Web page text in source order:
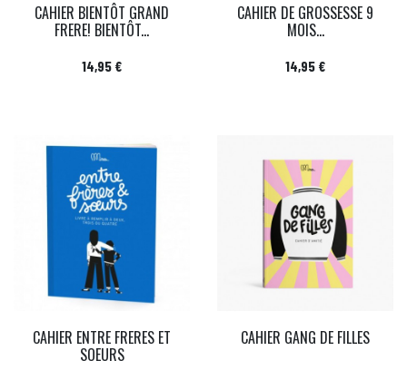
CAHIER BIENTÔT GRAND
FRERE! BIENTÔT...
Prix
14,95 €
CAHIER DE GROSSESSE 9
MOIS...
Prix
14,95 €
CAHIER ENTRE FRERES ET
SOEURS
CAHIER GANG DE FILLES